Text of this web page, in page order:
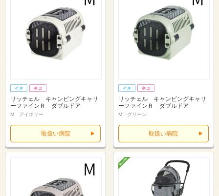
リッチェル キャンピングキャリ
ーファインＲ ダブルドア
M アイボリー
取扱い病院
リッチェル キャンピングキャリ
ーファインＲ ダブルドア
M グリーン
取扱い病院